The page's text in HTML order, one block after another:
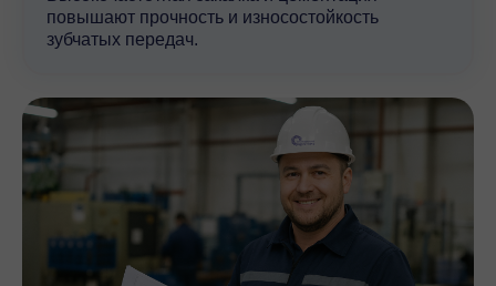
повышают прочность и износостойкость
зубчатых передач.